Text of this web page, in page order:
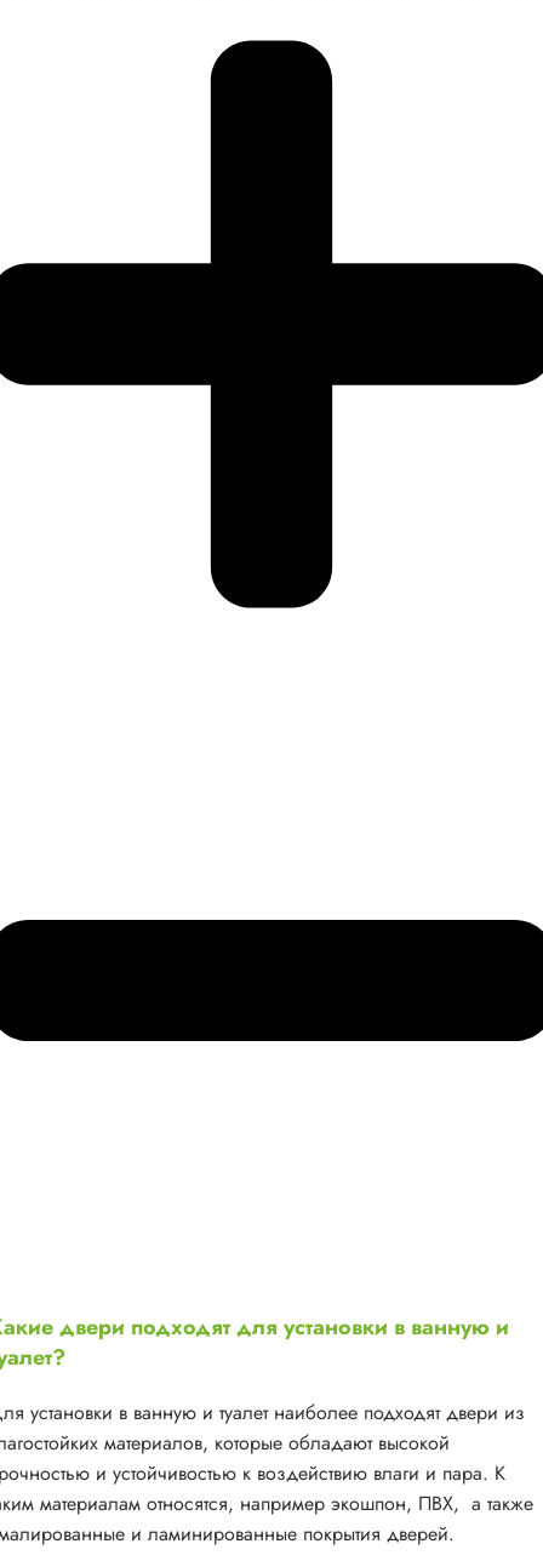
двери подходят для установки в ванную и
установки в ванную и туалет наиболее подходят двери из
материалов, которые обладают высокой
и устойчивостью к воздействию влаги и пара. К
материалам относятся, например экошпон, ПВХ, а также
и ламинированные покрытия дверей.